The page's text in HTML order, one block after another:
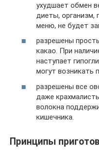
ухудшает обмен
диеты, организм,
меню, не будет
разрешены
какао. При
наступает
могут возникать
разрешены все
даже
волокна
кишечника.
Принципы